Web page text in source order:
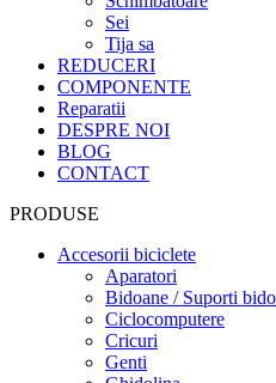
Sei
Tija sa
REDUCERI
COMPONENTE
Reparatii
DESPRE NOI
BLOG
CONTACT
PRODUSE
Accesorii biciclete
Aparatori
Bidoane / Suporti
Ciclocomputere
Cricuri
Genti